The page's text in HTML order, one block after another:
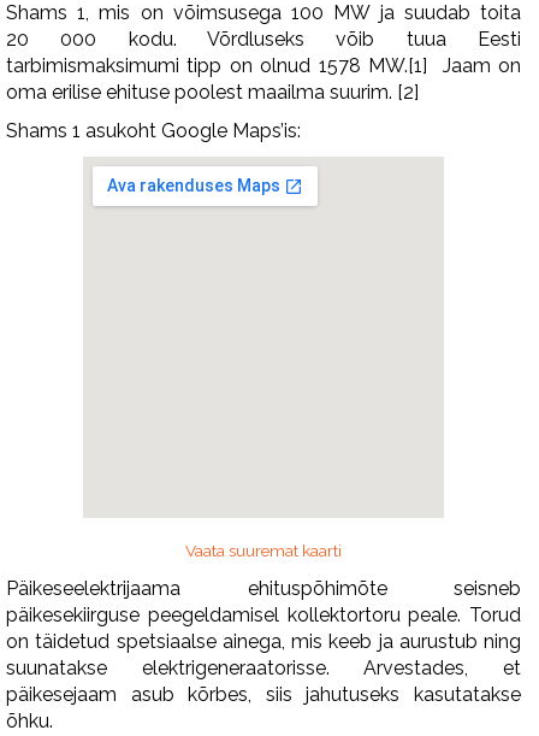
Shams 1, mis on võimsusega 100 MW ja suudab toita
20 000 kodu. Võrdluseks võib tuua Eesti
tarbimismaksimumi tipp on olnud 1578 MW.[1] Jaam on
oma erilise ehituse poolest maailma suurim. [2]
Shams 1 asukoht Google Maps’is:
Vaata suuremat kaarti
Päikeseelektrijaama ehituspõhimõte seisneb
päikesekiirguse peegeldamisel kollektortoru peale. Torud
on täidetud spetsiaalse ainega, mis keeb ja aurustub ning
suunatakse elektrigeneraatorisse. Arvestades, et
päikesejaam asub kõrbes, siis jahutuseks kasutatakse
õhku.